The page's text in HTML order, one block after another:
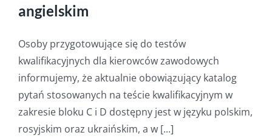
angielskim
Osoby przygotowujące się do testów
kwalifikacyjnych dla kierowców zawodowych
informujemy, że aktualnie obowiązujący katalog
pytań stosowanych na teście kwalifikacyjnym w
zakresie bloku C i D dostępny jest w języku polskim,
rosyjskim oraz ukraińskim, a w [...]